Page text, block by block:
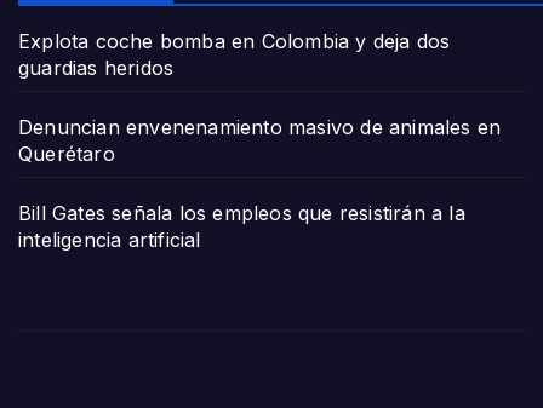
Explota coche bomba en Colombia y deja dos
guardias heridos
Denuncian envenenamiento masivo de animales en
Querétaro
Bill Gates señala los empleos que resistirán a la
inteligencia artificial